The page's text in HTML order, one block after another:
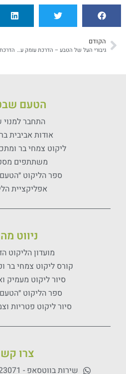
הקודם
גיבורי העל של הטבע – הדרכת עומק על הכוחות הסודיים של העצים
הטעם
התחבר
אודות אביבית
ליקוט צמחי בר
משתתפים
ספר הליקוט
אפליקציית
ניווט
מועדון הליקוט
קורס ליקוט צמחי בר
סיור ליקוט מעמיק
ספר הליקוט
סיור ליקוט פטריות
צרו
שירות בווטסאפ - 054-2323071